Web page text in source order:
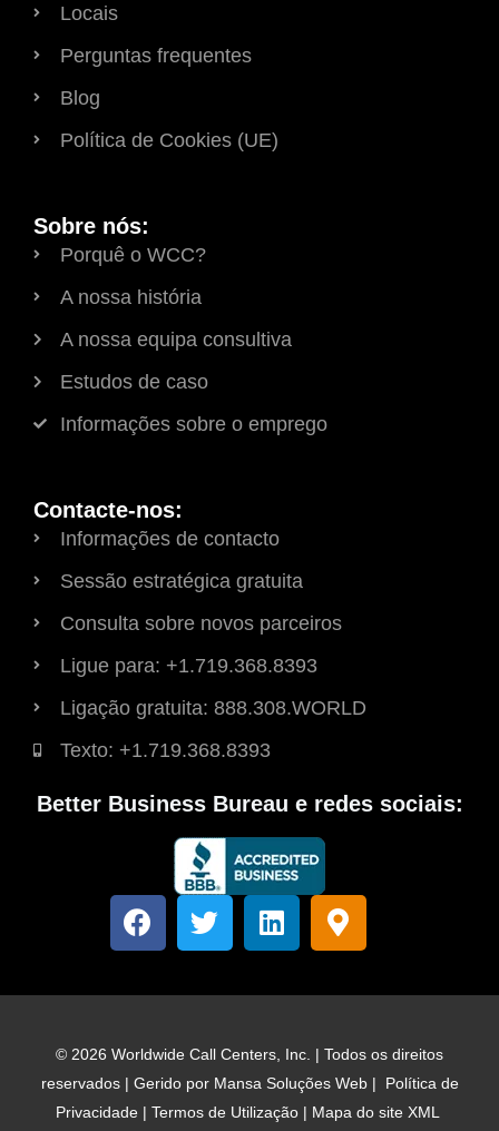
Locais
Perguntas frequentes
Blog
Política de Cookies (UE)
Sobre nós:
Porquê o WCC?
A nossa história
A nossa equipa consultiva
Estudos de caso
Informações sobre o emprego
Contacte-nos:
Informações de contacto
Sessão estratégica gratuita
Consulta sobre novos parceiros
Ligue para: +1.719.368.8393
Ligação gratuita: 888.308.WORLD
Texto: +1.719.368.8393
Better Business Bureau e redes sociais:
F
a
e
o
o
k
T
w
t
e
r
L
i
k
d
i
n
M
a
c
d
o
r
© 2026 Worldwide Call Centers, Inc. | Todos os direitos
reservados | Gerido por Mansa Soluções Web|
Política de
Privacidade| Termos de Utilização| Mapa do site XML